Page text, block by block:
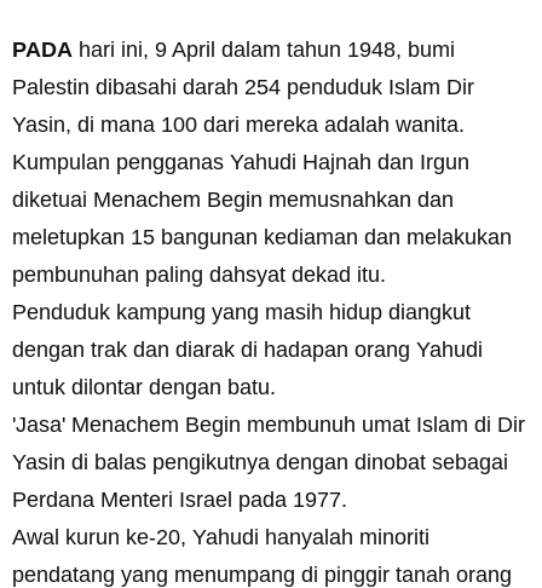
PADA hari ini, 9 April dalam tahun 1948, bumi
Palestin dibasahi darah 254 penduduk Islam Dir
Yasin, di mana 100 dari mereka adalah wanita.
Kumpulan pengganas Yahudi Hajnah dan Irgun
diketuai Menachem Begin memusnahkan dan
meletupkan 15 bangunan kediaman dan melakukan
pembunuhan paling dahsyat dekad itu.
Penduduk kampung yang masih hidup diangkut
dengan trak dan diarak di hadapan orang Yahudi
untuk dilontar dengan batu.
'Jasa' Menachem Begin membunuh umat Islam di Dir
Yasin di balas pengikutnya dengan dinobat sebagai
Perdana Menteri Israel pada 1977.
Awal kurun ke-20, Yahudi hanyalah minoriti
pendatang yang menumpang di pinggir tanah orang